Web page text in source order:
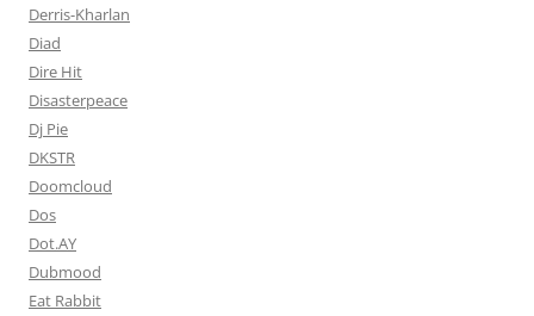
Derris-Kharlan
Diad
Dire Hit
Disasterpeace
Dj Pie
DKSTR
Doomcloud
Dos
Dot.AY
Dubmood
Eat Rabbit